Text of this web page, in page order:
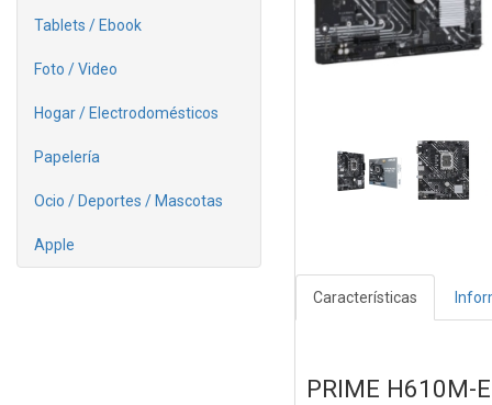
Tablets / Ebook
Foto / Video
Hogar / Electrodomésticos
Papelería
Ocio / Deportes / Mascotas
Apple
Características
PRIME H610M-